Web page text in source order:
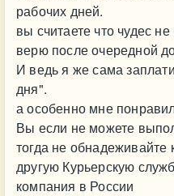
рабочих дней.
вы считаете что чудес
верю после очередной
И ведь я же сама
дня".
а особенно мне
Вы если не можете
тогда не
другую Курьерскую
компания в России